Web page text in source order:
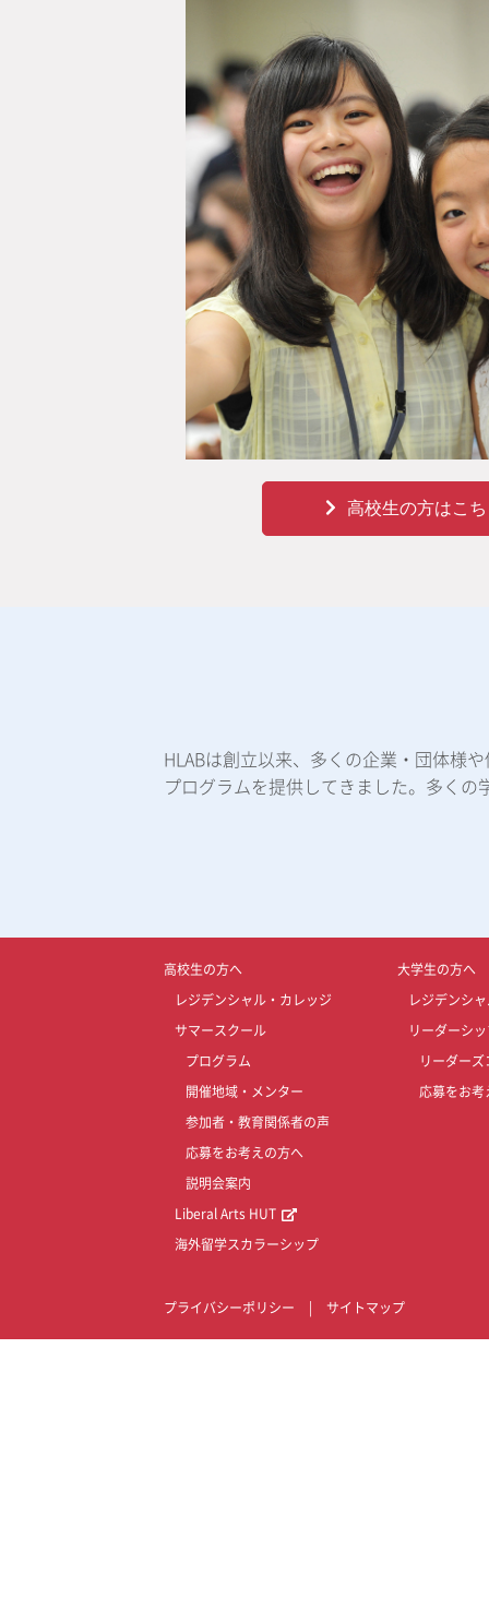
高校生の方はこ
HLABは創立以来、多くの企業・団体様
プログラムを提供してきました。多く
高校生の方へ
レジデンシャル・カレッジ
サマースクール
プログラム
開催地域・メンター
参加者・教育関係者の声
応募をお考えの方へ
説明会案内
Liberal Arts HUT
海外留学スカラーシップ
大学生の方へ
レジデンシ
リーダーシ
リーダーズ
応募をお考
プライバシーポリシー サイトマップ